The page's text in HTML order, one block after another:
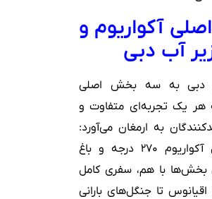
آکواریوم و
آب دبی
دبی به سه بخش اصلی
یک تجربه‌ای متفاوت و
به ارمغان می‌آورد:
مخزن اصلی، تونل آکواریوم ۲۷۰ درجه و باغ
با هم، سفری کامل
اقیانوس تا جنگل‌های بارانی